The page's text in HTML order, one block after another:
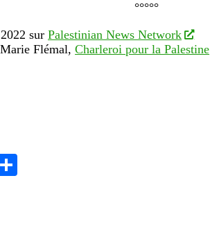
°°°°°
sur Palestinian News Network
Flémal, Charleroi pour la Palestine